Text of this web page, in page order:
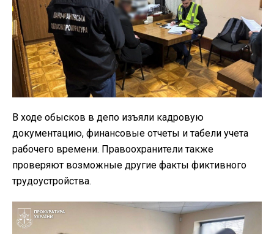
В ходе обысков в депо изъяли кадровую
документацию, финансовые отчеты и табели учета
рабочего времени. Правоохранители также
проверяют возможные другие факты фиктивного
трудоустройства.